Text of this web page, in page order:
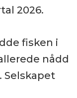
2026.
fisken i
nådd
Selskapet